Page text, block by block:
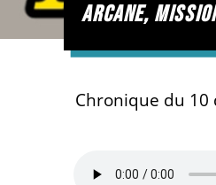
arcane,
Chronique du 10